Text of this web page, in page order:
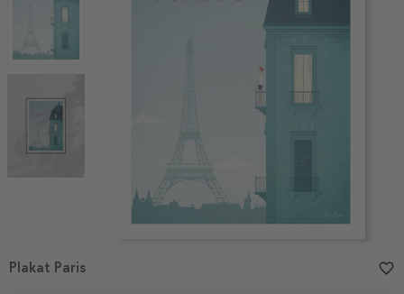
1
Plakat Paris favorite_border